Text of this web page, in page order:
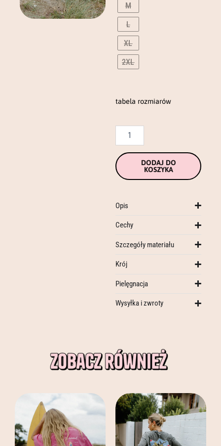
M
L
XL
2XL
tabela rozmiarów
longsleeve
DODAJ DO
KOSZYKA
Opis
Cechy
Szczegóły materiału
Krój
Pielęgnacja
Wysyłka i zwroty
Ten
produkt
ma
wiele
Ten
produkt
ma
wiele